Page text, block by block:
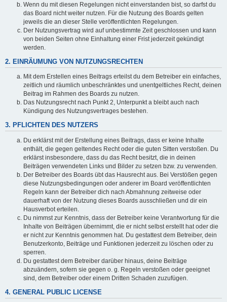
Wenn du mit diesen Regelungen nicht einverstanden bist, so darfst du
das Board nicht weiter nutzen. Für die Nutzung des Boards gelten
jeweils die an dieser Stelle veröffentlichten Regelungen.
Der Nutzungsvertrag wird auf unbestimmte Zeit geschlossen und kann
von beiden Seiten ohne Einhaltung einer Frist jederzeit gekündigt
werden.
2. EINRÄUMUNG VON NUTZUNGSRECHTEN
Mit dem Erstellen eines Beitrags erteilst du dem Betreiber ein einfaches,
zeitlich und räumlich unbeschränktes und unentgeltliches Recht, deinen
Beitrag im Rahmen des Boards zu nutzen.
Das Nutzungsrecht nach Punkt 2, Unterpunkt a bleibt auch nach
Kündigung des Nutzungsvertrages bestehen.
3. PFLICHTEN DES NUTZERS
Du erklärst mit der Erstellung eines Beitrags, dass er keine Inhalte
enthält, die gegen geltendes Recht oder die guten Sitten verstoßen. Du
erklärst insbesondere, dass du das Recht besitzt, die in deinen
Beiträgen verwendeten Links und Bilder zu setzen bzw. zu verwenden.
Der Betreiber des Boards übt das Hausrecht aus. Bei Verstößen gegen
diese Nutzungsbedingungen oder anderer im Board veröffentlichten
Regeln kann der Betreiber dich nach Abmahnung zeitweise oder
dauerhaft von der Nutzung dieses Boards ausschließen und dir ein
Hausverbot erteilen.
Du nimmst zur Kenntnis, dass der Betreiber keine Verantwortung für die
Inhalte von Beiträgen übernimmt, die er nicht selbst erstellt hat oder die
er nicht zur Kenntnis genommen hat. Du gestattest dem Betreiber, dein
Benutzerkonto, Beiträge und Funktionen jederzeit zu löschen oder zu
sperren.
Du gestattest dem Betreiber darüber hinaus, deine Beiträge
abzuändern, sofern sie gegen o. g. Regeln verstoßen oder geeignet
sind, dem Betreiber oder einem Dritten Schaden zuzufügen.
4. GENERAL PUBLIC LICENSE